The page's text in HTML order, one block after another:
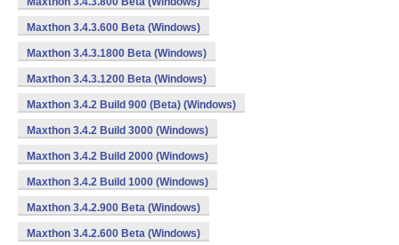
Maxthon 3.4.3.600 Beta (Windows)
Maxthon 3.4.3.1800 Beta (Windows)
Maxthon 3.4.3.1200 Beta (Windows)
Maxthon 3.4.2 Build 900 (Beta) (Windows)
Maxthon 3.4.2 Build 3000 (Windows)
Maxthon 3.4.2 Build 2000 (Windows)
Maxthon 3.4.2 Build 1000 (Windows)
Maxthon 3.4.2.900 Beta (Windows)
Maxthon 3.4.2.600 Beta (Windows)